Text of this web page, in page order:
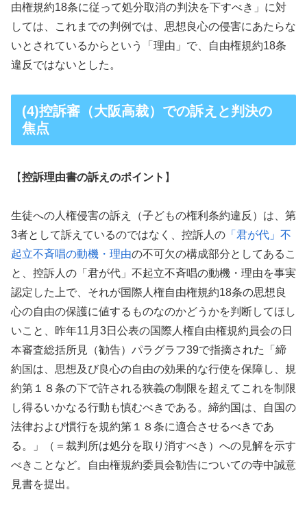
由権規約18条に従って処分取消の判決を下すべき」に対
しては、これまでの判例では、思想良心の侵害にあたらな
いとされているからという「理由」で、自由権規約18条
違反ではないとした。
(4)控訴審（大阪高裁）での訴えと判決の
焦点
【控訴理由書の訴えのポイント 】
生徒への人権侵害の訴え（子どもの権利条約違反）は、第
3者として訴えているのではなく、控訴人の 「君が代」不
起立不斉唱の動機・理由の不可欠の構成部分としてあるこ
と、控訴人の「君が代」不起立不斉唱の動機・理由を事実
認定した上で、それが国際人権自由権規約18条の思想良
心の自由の保護に値するものなのかどうかを判断してほし
いこと、昨年11月3日公表の国際人権自由権規約員会の日
本審査総括所見（勧告）パラグラフ39で指摘された「締
約国は、思想及び良心の自由の効果的な行使を保障し、規
約第１８条の下で許される狭義の制限を超えてこれを制限
し得るいかなる行動も慎むべきである。締約国は、自国の
法律および慣行を規約第１８条に適合させるべきであ
る。」（＝裁判所は処分を取り消すべき）への見解を示す
べきことなど。自由権規約委員会勧告についての寺中誠意
見書を提出。